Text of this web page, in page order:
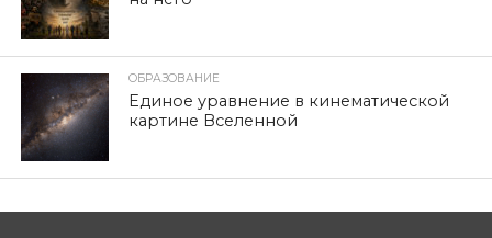
ОБРАЗОВАНИЕ
Единое уравнение в кинематической
картине Вселенной